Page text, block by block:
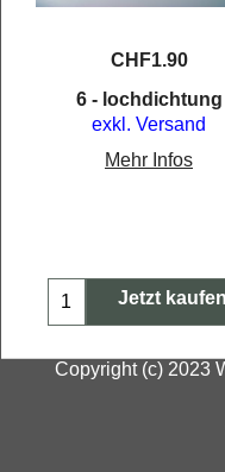
CHF1.90
6 - lochdichtung
exkl. Versand
Mehr Infos
Jetzt kaufen
Copyright (c) 2023